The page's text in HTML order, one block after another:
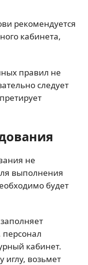
рекомендуется
кабинета,
правил не
следует
не
выполнения
будет
кабинет.
иглу, возьмет